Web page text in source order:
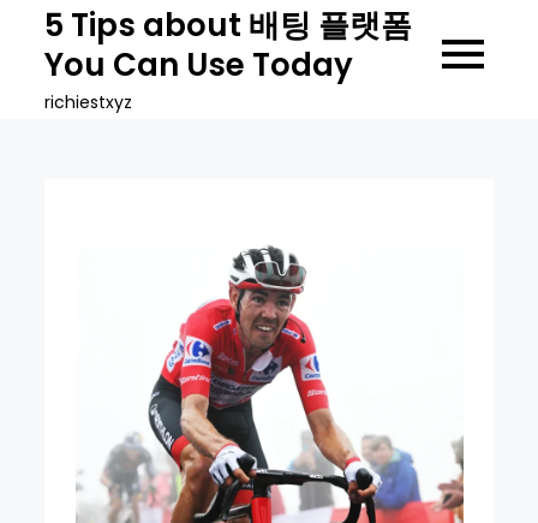
content
5 Tips about 배팅 플랫폼
You Can Use Today
richiestxyz